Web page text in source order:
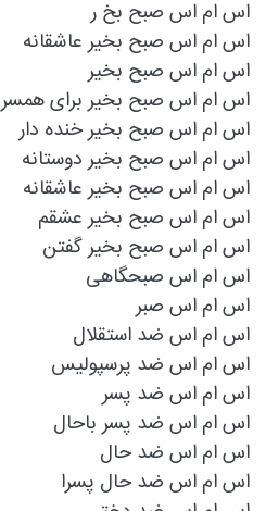
اس ام اس صبح بخ ر
اس ام اس صبح بخير عاشقانه
اس ام اس صبح بخیر
اس ام اس صبح بخیر برای همسر
اس ام اس صبح بخیر خنده دار
اس ام اس صبح بخیر دوستانه
اس ام اس صبح بخیر عاشقانه
اس ام اس صبح بخیر عشقم
اس ام اس صبح بخیر گفتن
اس ام اس صبحگاهی
اس ام اس صبر
اس ام اس ضد استقلال
اس ام اس ضد پرسپولیس
اس ام اس ضد پسر
اس ام اس ضد پسر باحال
اس ام اس ضد حال
اس ام اس ضد حال پسرا